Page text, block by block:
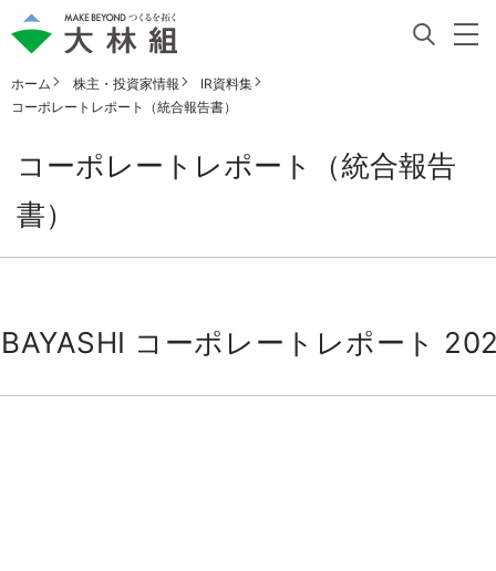
ホーム 株主・投資家情報
IR資料集
コーポレートレポート（統合報告書）
コーポレートレポート（統合報告
書）
コーポレートレポート